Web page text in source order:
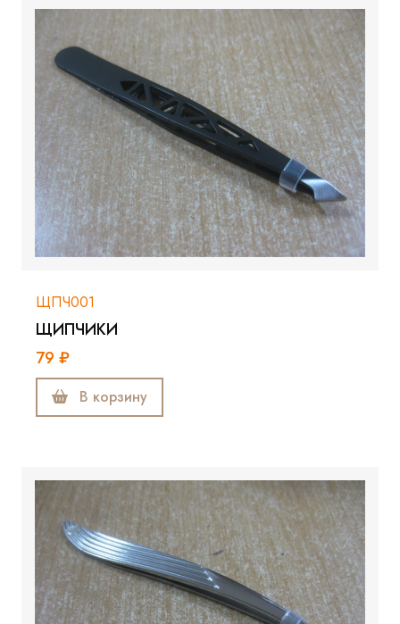
ЩПЧ001
ЩИПЧИКИ
79 ₽
В корзину